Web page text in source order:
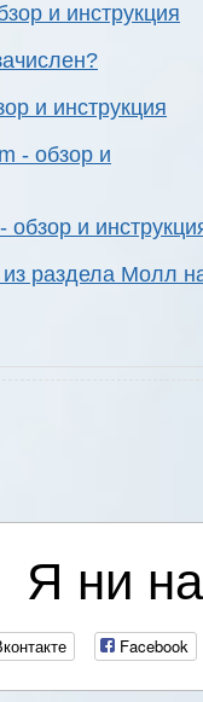
и инструкция
и инструкция
- обзор и
обзор и
из раздела Молл
Я ни
Facebook